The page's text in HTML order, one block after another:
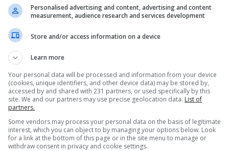
Personalised advertising and content, advertising and content
measurement, audience research and services development
Store and/or access information on a device
Learn more
Your personal data will be processed and information from your device
(cookies, unique identifiers, and other device data) may be stored by,
accessed by and shared with 231 partners, or used specifically by this
site. We and our partners may use precise geolocation data. List of
partners.
Some vendors may process your personal data on the basis of legitimate
interest, which you can object to by managing your options below. Look
for a link at the bottom of this page or in the site menu to manage or
withdraw consent in privacy and cookie settings.